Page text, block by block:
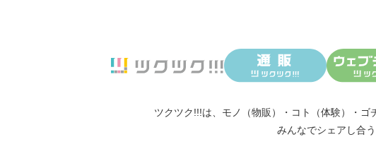
ツクツク!!!は、 モノ（物販） ・ コト（体験） ・ ゴ
みんなでシェアし合う